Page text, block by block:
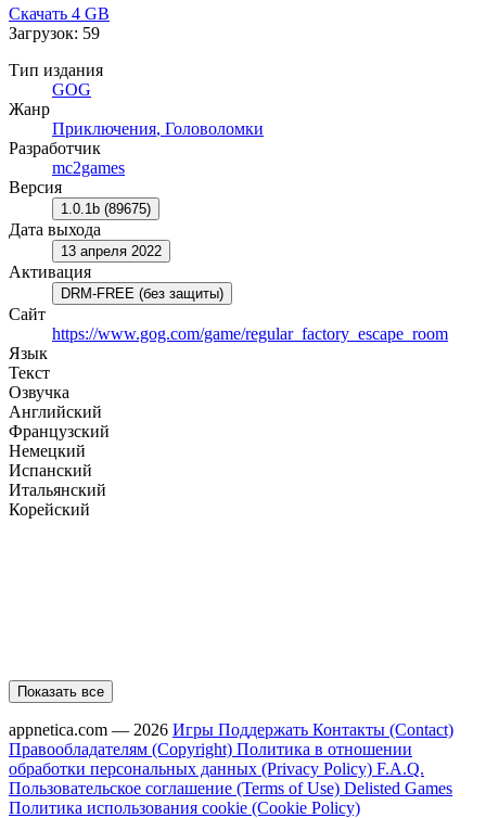
Скачать 4 GB
Загрузок: 59
Тип издания
GOG
Жанр
Приключения, Головоломки
Разработчик
mc2games
Версия
1.0.1b (89675)
Дата выхода
13 апреля 2022
Активация
DRM-FREE (без защиты)
Сайт
https://www.gog.com/game/regular_factory_escape_room
Язык
Текст
Озвучка
Английский
Французский
Немецкий
Испанский
Итальянский
Корейский
Показать все
appnetica.com — 2026 Игры Поддержать Контакты (Contact)
Правообладателям (Copyright) Политика в отношении
обработки персональных данных (Privacy Policy) F.A.Q.
Пользовательское соглашение (Terms of Use) Delisted Games
Политика использования cookie (Cookie Policy)